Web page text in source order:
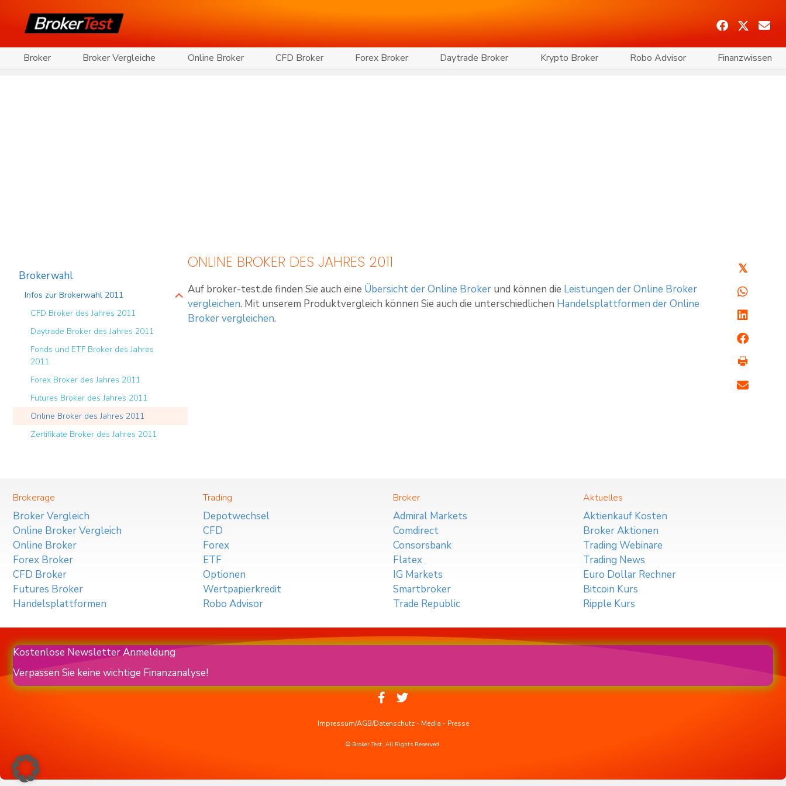
Broker Broker Vergleiche Online Broker CFD Broker Forex Broker Daytrade Broker Krypto Broker Robo Advisor Finanzwissen
Brokerwahl
Infos zur Brokerwahl 2011
CFD Broker des Jahres 2011
Daytrade Broker des Jahres 2011
Fonds und ETF Broker des Jahres
2011
Forex Broker des Jahres 2011
Futures Broker des Jahres 2011
Online Broker des Jahres 2011
Zertifikate Broker des Jahres 2011
ONLINE BROKER DES JAHRES 2011
Auf broker-test.de finden Sie auch eine Übersicht der Online Broker und können die Leistungen der Online Broker
vergleichen. Mit unserem Produktvergleich können Sie auch die unterschiedlichen Handelsplattformen der Online
Broker vergleichen.
𝕏
Brokerage
Broker Vergleich
Online Broker Vergleich
Online Broker
Forex Broker
CFD Broker
Futures Broker
Handelsplattformen
Trading
Depotwechsel
CFD
Forex
ETF
Optionen
Wertpapierkredit
Robo Advisor
Broker
Admiral Markets
Comdirect
Consorsbank
Flatex
IG Markets
Smartbroker
Trade Republic
Aktuelles
Aktienkauf Kosten
Broker Aktionen
Trading Webinare
Trading News
Euro Dollar Rechner
Bitcoin Kurs
Ripple Kurs
Kostenlose Newsletter Anmeldung
Verpassen Sie keine wichtige Finanzanalyse!
Impressum/AGB/Datenschutz- Media - Presse
© Broker Test. All Rights Reserved.